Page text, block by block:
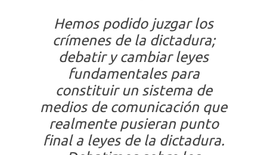
Hemos podido juzgar los
crímenes de la dictadura;
debatir y cambiar leyes
fundamentales para
constituir un sistema de
medios de comunicación que
realmente pusieran punto
final a leyes de la dictadura.